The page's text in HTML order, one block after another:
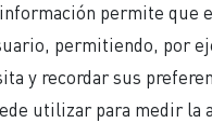
permite que
permitiendo, por
y recordar sus
utilizar para medir la